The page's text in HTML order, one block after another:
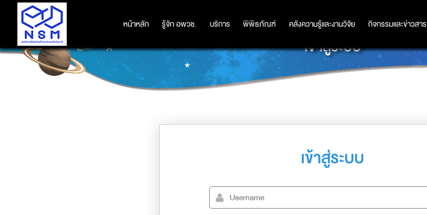
หน้าหลัก รู้จัก อพวช. บริการ พิพิธภัณฑ์ คลังความรู้และงานวิจัย กิจกรรมและข่าวสาร
หน้าหลัก รู้จัก อพวช. บริการ พิพิธภัณฑ์ คลังความรู้และงานวิจัย กิจกรรมและข่าวสาร
เข้าสู่ระบบ
เข้าสู่ระบบ